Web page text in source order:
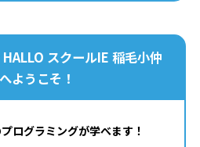
スクールIE 稲毛小仲
ようこそ！
ログラミングが学べます！